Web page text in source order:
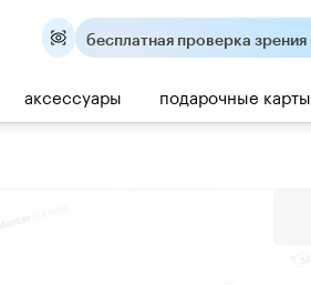
бесплатная проверка зрения
аксессуары подарочные карты